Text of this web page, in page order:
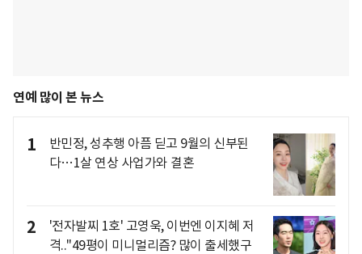
연예 많이 본 뉴스
1
반민정, 성추행 아픔 딛고 9월의 신부된
다…1살 연상 사업가와 결혼
2
'전자발찌 1호' 고영욱, 이번엔 이지혜 저
격.."49평이 미니멀리즘? 많이 출세했구